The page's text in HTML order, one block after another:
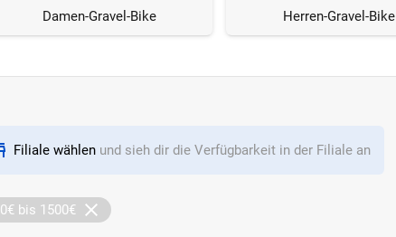
Damen-Gravel-Bike Herren-Gravel-Bike
Filiale wählen und sieh dir die Verfügbarkeit in der Filiale an
0€ bis 1500€